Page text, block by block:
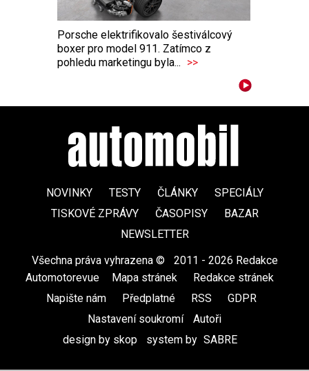
Porsche elektrifikovalo šestiválcový
boxer pro model 911. Zatímco z
pohledu marketingu byla... >>
NOVINKY TESTY ČLÁNKY
SPECIÁLY
TISKOVÉ ZPRÁVY
ČASOPISY
BAZAR
NEWSLETTER
Všechna práva vyhrazena ©
2011 - 2026 Redakce
Automotorevue
Mapa stránek Redakce stránek
Napište nám
Předplatné RSS GDPR
Nastavení soukromí
Autoři
design by skop
system by SABRE